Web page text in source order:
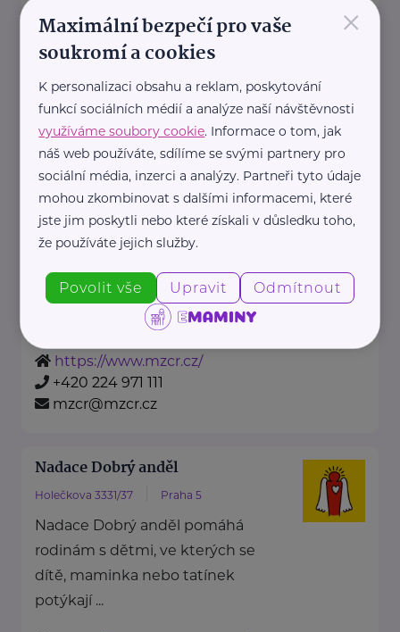
https://www.kolpingsmecno.cz/
+420 777 558 778
ludmila.janzurova@kolpingsmecno.cz
Lékárna U Nemocnice
U nemocnice Jindřichův Hradec
lekarna@esnet.cz
Ministerstvo zdravotnictví ČR
Palackého náměstí 375/4
https://www.mzcr.cz/
+420 224 971 111
mzcr@mzcr.cz
Nadace Dobrý anděl
Holečkova 3331/37 Praha 5
Nadace Dobrý anděl pomáhá
rodinám s dětmi, ve kterých se
dítě, maminka nebo tatínek
potýkají ...
×
Maximální bezpečí pro vaše
soukromí a cookies
K personalizaci obsahu a reklam, poskytování
funkcí sociálních médií a analýze naší návštěvnosti
využíváme soubory cookie. Informace o tom, jak
náš web používáte, sdílíme se svými partnery pro
sociální média, inzerci a analýzy. Partneři tyto údaje
mohou zkombinovat s dalšími informacemi, které
jste jim poskytli nebo které získali v důsledku toho,
že používáte jejich služby.
Povolit vše Upravit Odmítnout